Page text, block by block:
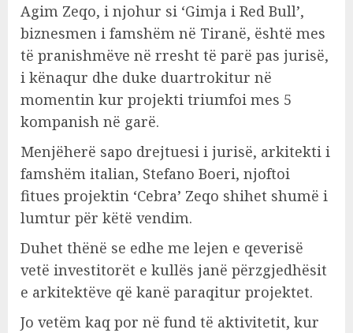
Agim Zeqo, i njohur si ‘Gimja i Red Bull’,
biznesmen i famshëm në Tiranë, është mes
të pranishmëve në rresht të parë pas jurisë,
i kënaqur dhe duke duartrokitur në
momentin kur projekti triumfoi mes 5
kompanish në garë.
Menjëherë sapo drejtuesi i jurisë, arkitekti i
famshëm italian, Stefano Boeri, njoftoi
fitues projektin ‘Cebra’ Zeqo shihet shumë i
lumtur për këtë vendim.
Duhet thënë se edhe me lejen e qeverisë
vetë investitorët e kullës janë përzgjedhësit
e arkitektëve që kanë paraqitur projektet.
Jo vetëm kaq por në fund të aktivitetit, kur